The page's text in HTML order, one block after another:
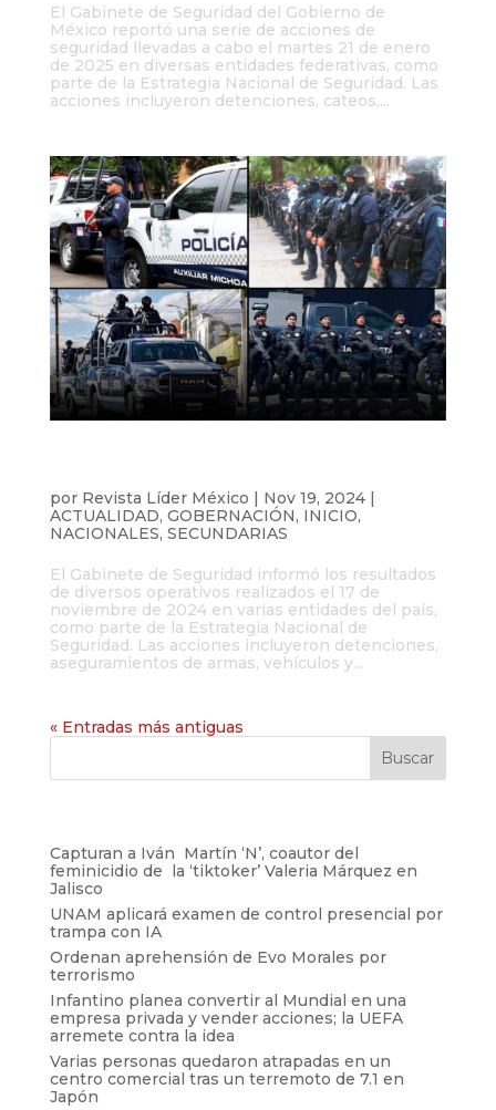
El Gabinete de Seguridad del Gobierno de
México reportó una serie de acciones de
seguridad llevadas a cabo el martes 21 de enero
de 2025 en diversas entidades federativas, como
parte de la Estrategia Nacional de Seguridad. Las
acciones incluyeron detenciones, cateos,...
por Revista Líder México | Nov 19, 2024|
ACTUALIDAD, GOBERNACIÓN, INICIO,
NACIONALES, SECUNDARIAS
El Gabinete de Seguridad informó los resultados
de diversos operativos realizados el 17 de
noviembre de 2024 en varias entidades del país,
como parte de la Estrategia Nacional de
Seguridad. Las acciones incluyeron detenciones,
aseguramientos de armas, vehículos y...
« Entradas más antiguas
Capturan a Iván Martín ‘N’, coautor del
feminicidio de la ‘tiktoker’ Valeria Márquez en
Jalisco
UNAM aplicará examen de control presencial por
trampa con IA
Ordenan aprehensión de Evo Morales por
terrorismo
Infantino planea convertir al Mundial en una
empresa privada y vender acciones; la UEFA
arremete contra la idea
Varias personas quedaron atrapadas en un
centro comercial tras un terremoto de 7.1 en
Japón